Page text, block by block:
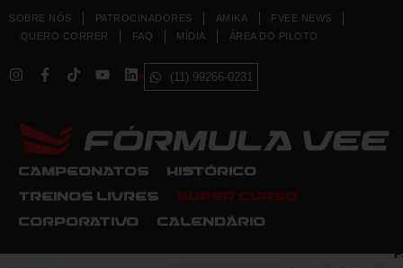
SOBRE NÓS PATROCINADORES AMIKA
FVEE NEWS
QUERO CORRER
FAQ MÍDIA ÁREA DO PILOTO
(11) 99266-0231
CAMPEONATOS HISTÓRICO
TREINOS LIVRES SUPER CURSO
CORPORATIVO CALENDÁRIO